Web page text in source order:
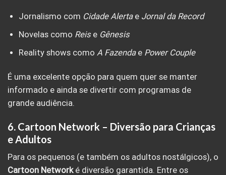
Jornalismo com Cidade Alertae Jornal da Record
Novelas como Reise Gênesis
Reality shows como A Fazendae Power Couple
É uma excelente opção para quem quer se manter
informado e ainda se divertir com programas de
grande audiência.
6. Cartoon Network – Diversão para Crianças
e Adultos
Para os pequenos (e também os adultos nostálgicos), o
Cartoon Networké diversão garantida. Entre os